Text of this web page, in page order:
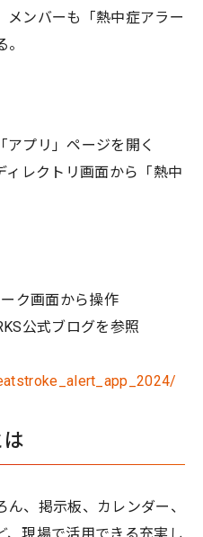
メンバーも「熱中症アラー
アプリ」ページを開く
ィレクトリ画面から「熱中
ク画面から操作
公式ブログを参照
は
、掲示板、カレンダー、
、現場で活用できる充実し